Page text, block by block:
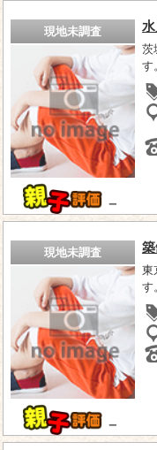
現地未調査
－
茨
す
現地未調査
－
東
す